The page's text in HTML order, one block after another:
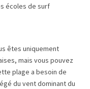
écoles de surf
êtes uniquement
mais vous pouvez
plage a besoin de
du vent dominant du